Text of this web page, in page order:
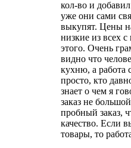
кол-во и
уже они сами
выкупят. Цены
низкие из всех с
этого. Очень
видно что
кухню, а работа
просто, кто
знает о чем я
заказ не
пробный заказ,
качество. Если
товары, то